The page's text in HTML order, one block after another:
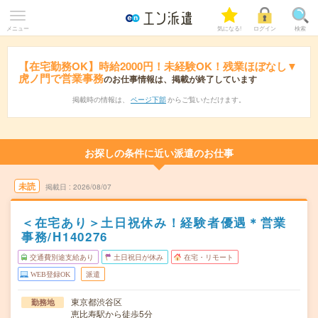
メニュー 気になる! ログイン 検索
【在宅勤務OK】時給2000円！未経験OK！残業ほぼなし▼
虎ノ門で営業事務のお仕事情報は、掲載が終了しています
掲載時の情報は、 ページ下部 からご覧いただけます。
お探しの条件に近い派遣のお仕事
未読 掲載日 2026/08/07
＜在宅あり＞土日祝休み！経験者優遇＊営業
事務/H140276
交通費別途支給あり 土日祝日が休み 在宅・リモート
WEB登録OK 派遣
勤務地
東京都渋谷区
恵比寿駅から徒歩5分